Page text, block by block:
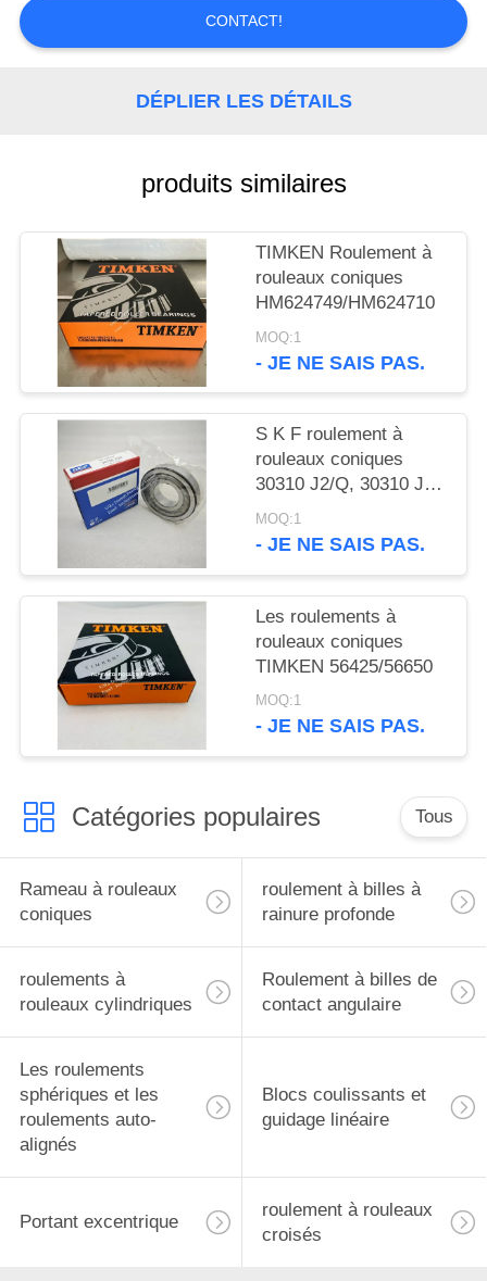
CONTACT
DEMANDE
SOUMISSION
PLAN
SITE
PRIVACY
POLICY
CONTACT!
DÉPLIER LES DÉTAILS
produits similaires
TIMKEN Roulement à
rouleaux coniques
HM624749/HM624710
MOQ:1
- JE NE SAIS PAS.
S K F roulement à
rouleaux coniques
30310 J2/Q, 30310 J2,
30310
MOQ:1
- JE NE SAIS PAS.
Les roulements à
rouleaux coniques
TIMKEN 56425/56650
MOQ:1
- JE NE SAIS PAS.
Catégories populaires Tous
Rameau à rouleaux
coniques
roulement à billes à
rainure profonde
roulements à
rouleaux cylindriques
Roulement à billes de
contact angulaire
Les roulements
sphériques et les
roulements auto-
alignés
Blocs coulissants et
guidage linéaire
Portant excentrique
roulement à rouleaux
croisés